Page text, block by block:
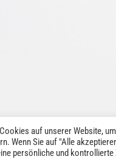
auf unserer Website,
Wenn Sie auf "Alle
persönliche und